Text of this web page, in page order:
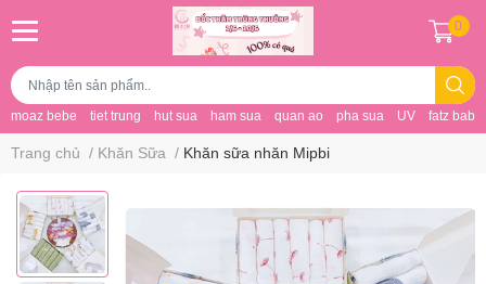
moaz bebe tiet trung hut sua ham sua quan ao pha sua UV fatz baby
0
Trang chủ / Khăn Sữa / Khăn sữa nhăn Mipbi